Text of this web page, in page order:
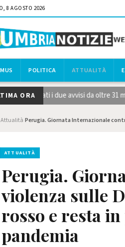
8 AGOSTO 2026
POLITICA ATTUALITÀ
ORAi due avvisi da oltre 31
Attualità Perugia. Giornata Internazionale
ATTUALITÀ
Perugia.
violenza sulle
rosso e resta
pandemia